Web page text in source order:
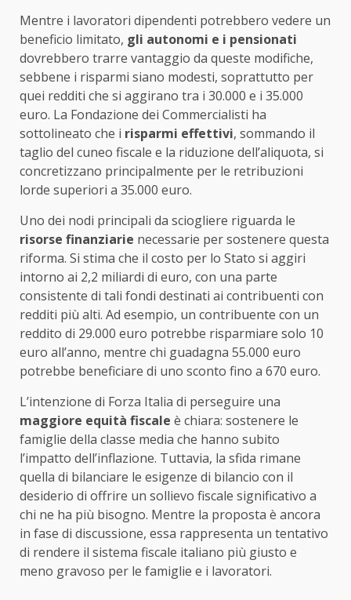
Mentre i lavoratori dipendenti potrebbero vedere un
beneficio limitato, gli autonomi e i pensionati
dovrebbero trarre vantaggio da queste modifiche,
sebbene i risparmi siano modesti, soprattutto per
quei redditi che si aggirano tra i 30.000 e i 35.000
euro. La Fondazione dei Commercialisti ha
sottolineato che i risparmi effettivi, sommando il
taglio del cuneo fiscale e la riduzione dell’aliquota, si
concretizzano principalmente per le retribuzioni
lorde superiori a 35.000 euro.
Uno dei nodi principali da sciogliere riguarda le
risorse finanziarie necessarie per sostenere questa
riforma. Si stima che il costo per lo Stato si aggiri
intorno ai 2,2 miliardi di euro, con una parte
consistente di tali fondi destinati ai contribuenti con
redditi più alti. Ad esempio, un contribuente con un
reddito di 29.000 euro potrebbe risparmiare solo 10
euro all’anno, mentre chi guadagna 55.000 euro
potrebbe beneficiare di uno sconto fino a 670 euro.
L’intenzione di Forza Italia di perseguire una
maggiore equità fiscale è chiara: sostenere le
famiglie della classe media che hanno subito
l’impatto dell’inflazione. Tuttavia, la sfida rimane
quella di bilanciare le esigenze di bilancio con il
desiderio di offrire un sollievo fiscale significativo a
chi ne ha più bisogno. Mentre la proposta è ancora
in fase di discussione, essa rappresenta un tentativo
di rendere il sistema fiscale italiano più giusto e
meno gravoso per le famiglie e i lavoratori.